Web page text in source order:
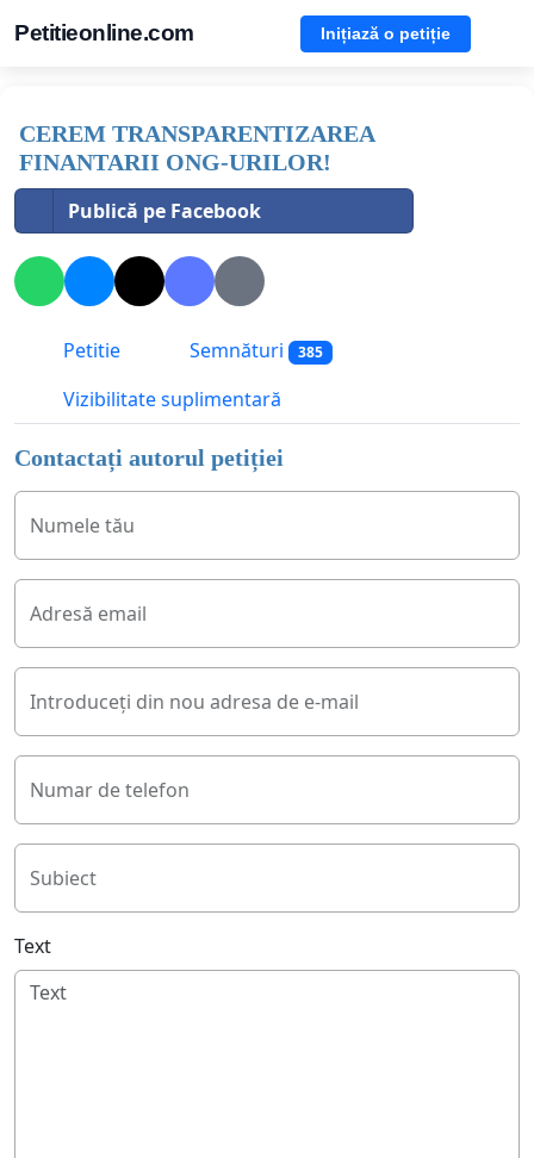
Petitieonline.com Inițiază o petiție
CEREM TRANSPARENTIZAREA
FINANTARII ONG-URILOR!
Publică pe Facebook
Petitie Semnături 385
Vizibilitate suplimentară
Contactați autorul petiției
Numele tău
Adresă email
Introduceți din nou adresa de e-mail
Numar de telefon
Subiect
Text